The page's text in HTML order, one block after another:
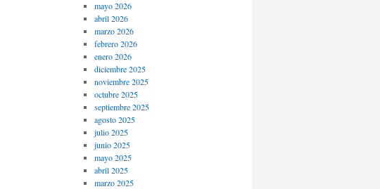
mayo 2026
abril 2026
marzo 2026
febrero 2026
enero 2026
diciembre 2025
noviembre 2025
octubre 2025
septiembre 2025
agosto 2025
julio 2025
junio 2025
mayo 2025
abril 2025
marzo 2025